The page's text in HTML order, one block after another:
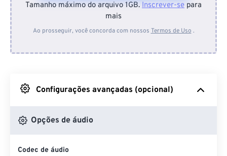
Do dispositivo
Do Google Drive
Do OneDrive
Tamanho máximo do arquivo 1GB. Inscrever-se para
mais
Ao prosseguir, você concorda com nossos Termos de Uso .
Configurações avançadas (opcional)
Opções de áudio
Codec de áudio